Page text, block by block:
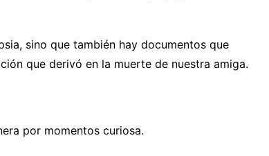
sino que también hay documentos que
que derivó en la muerte de nuestra amiga.
por momentos curiosa.